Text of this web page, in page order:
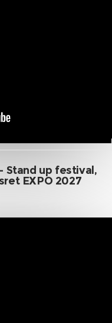
Stand up festival,
EXPO 2027